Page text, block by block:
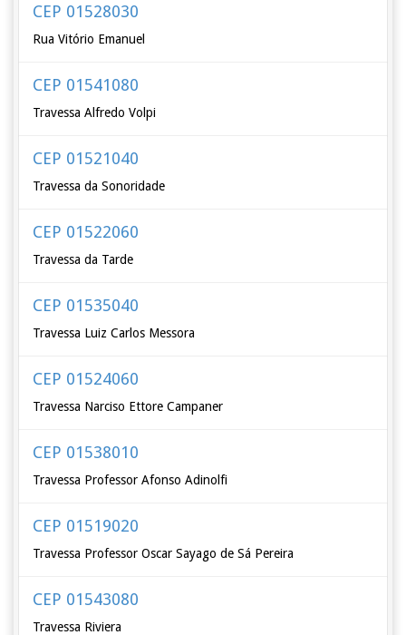
CEP 01528030
Rua Vitório Emanuel
CEP 01541080
Travessa Alfredo Volpi
CEP 01521040
Travessa da Sonoridade
CEP 01522060
Travessa da Tarde
CEP 01535040
Travessa Luiz Carlos Messora
CEP 01524060
Travessa Narciso Ettore Campaner
CEP 01538010
Travessa Professor Afonso Adinolfi
CEP 01519020
Travessa Professor Oscar Sayago de Sá Pereira
CEP 01543080
Travessa Riviera